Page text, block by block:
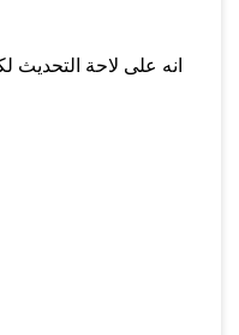
انه على لاحة التحديث